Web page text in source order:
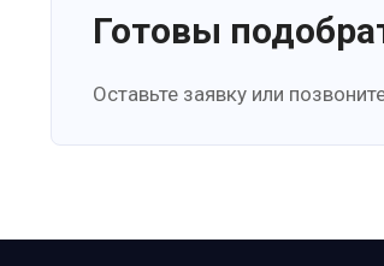
Готовы
Оставьте заявку или